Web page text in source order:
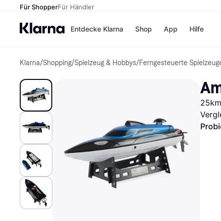
Für ShopperFür Händler
Entdecke Klarna
Zahlungsmethoden
Bezahle in bis zu 30
Tagen
Ratenzahlung
Shop
Shops
H&M
Temu
App Hilfe
Klarna/Shopping/Spielzeug & Hobbys/Ferngesteuerte